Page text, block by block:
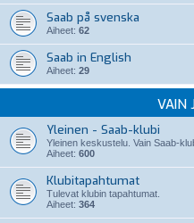
Saab på svenska
Aiheet: 62
Saab in English
Aiheet: 29
VAIN
Yleinen - Saab-klubi
Yleinen keskustelu. Vain Saab-
Aiheet: 600
Klubitapahtumat
Tulevat klubin tapahtumat.
Aiheet: 364